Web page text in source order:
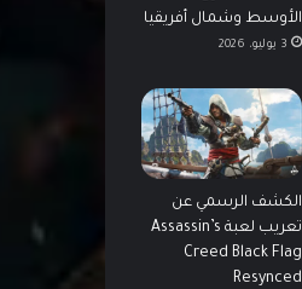
الأوسط وشمال أفريقيا
3 يوليو، 2026
الكشف الرسمي عن
تعريب لعبة Assassin’s
Creed Black Flag
Resynced